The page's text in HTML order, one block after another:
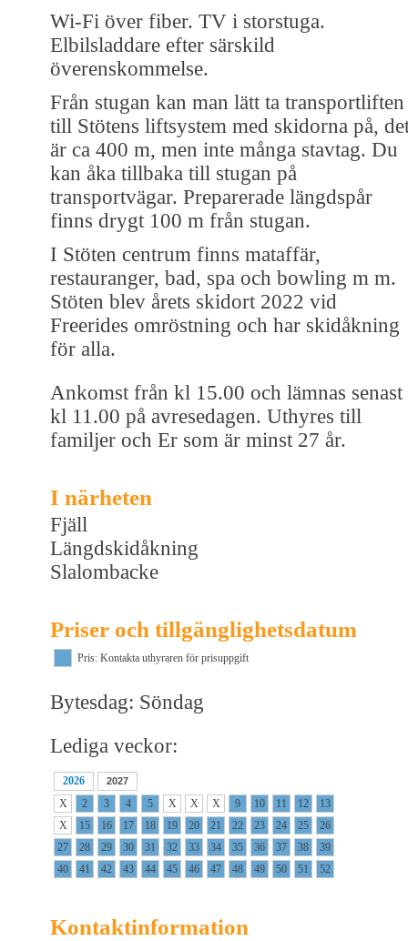
Wi-Fi över fiber. TV i storstuga.
Elbilsladdare efter särskild
överenskommelse.
Från stugan kan man lätt ta transportliften
till Stötens liftsystem med skidorna på,
är ca 400 m, men inte många stavtag. Du
kan åka tillbaka till stugan på
transportvägar. Preparerade längdspår
finns drygt 100 m från stugan.
I Stöten centrum finns mataffär,
restauranger, bad, spa och bowling m m.
Stöten blev årets skidort 2022 vid
Freerides omröstning och har skidåkning
för alla.
Ankomst från kl 15.00 och lämnas senast
kl 11.00 på avresedagen. Uthyres till
familjer och Er som är minst 27 år.
I närheten
Fjäll
Längdskidåkning
Slalombacke
Priser och tillgänglighetsdatum
Pris: Kontakta uthyraren för prisuppgift
Bytesdag: Söndag
Lediga veckor:
2026 2027
X 2 3 4 5 X X X 9 10 11 12
13
X
15 16 17 18 19 20 21 22 23 24 25
26
27
28 29 30 31 32 33 34 35 36 37 38
39
40
41 42 43 44 45 46 47 48 49 50 51 52
Kontaktinformation